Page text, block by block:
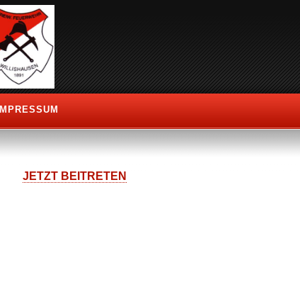
IMPRESSUM
JETZT BEITRETEN